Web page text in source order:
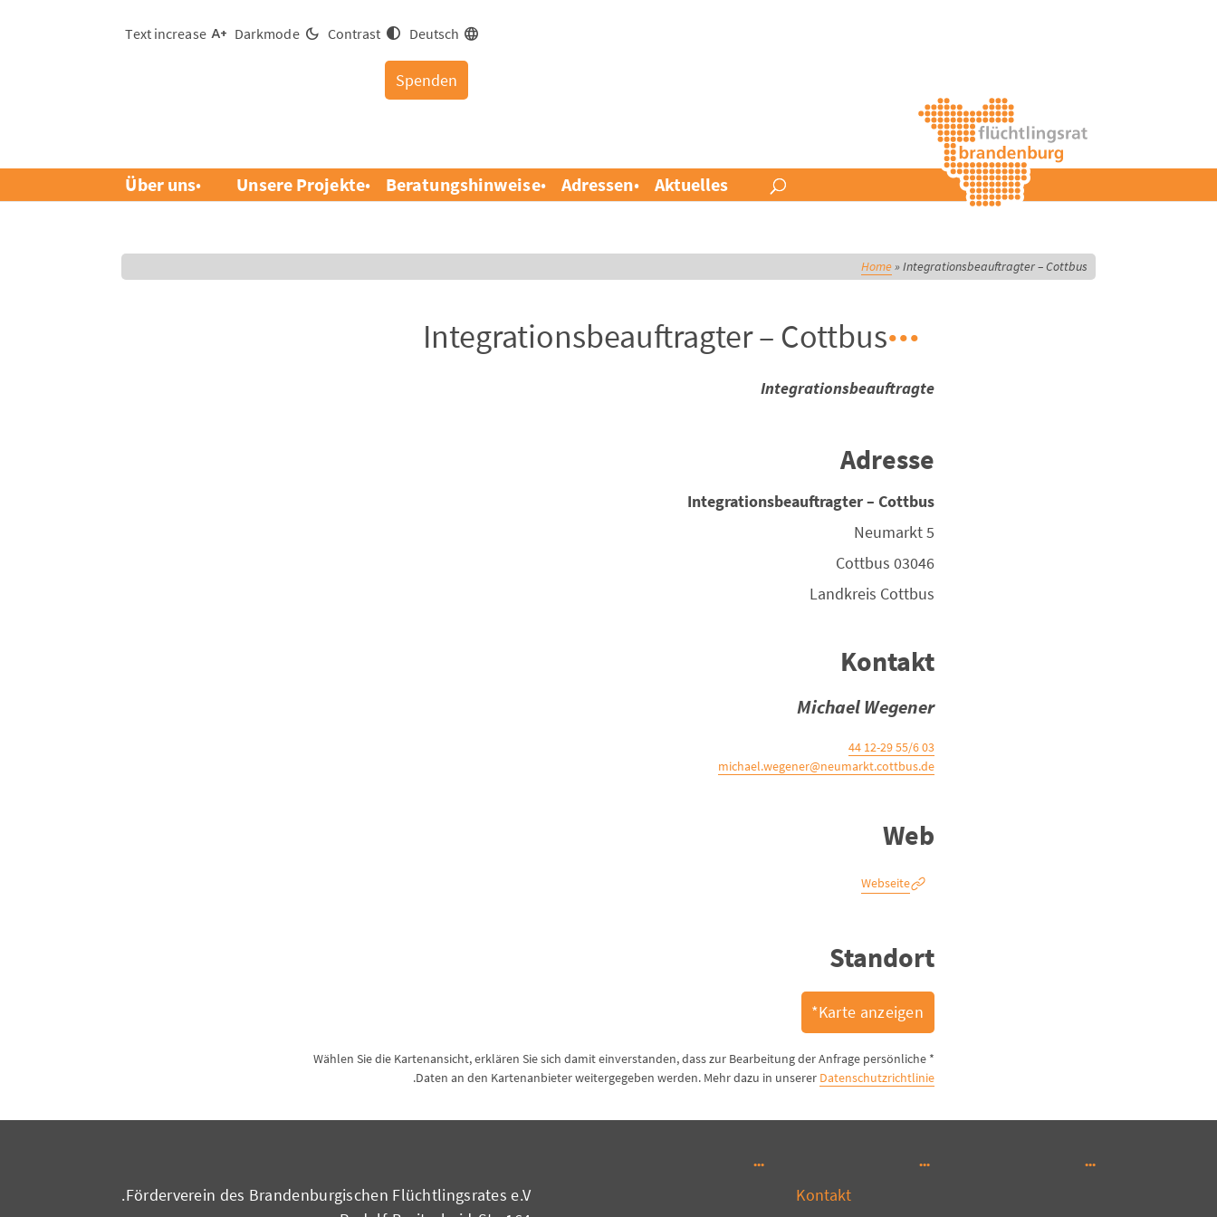
Deutsch
Contrast
Darkmode
Text increase
Spenden
Aktuelles
Adressen
Beratungshinweise
Unsere Projekte
Über uns
Home»Integrationsbeauftragter – Cottbus
Integrationsbeauftragter – Cottbus
Integrationsbeauftragte
Adresse
Integrationsbeauftragter – Cottbus
Neumarkt 5
03046
Cottbus
Landkreis Cottbus
Kontakt
Michael Wegener
03 55/6 12-29 44
michael.wegener@neumarkt.cottbus.de
Web
Webseite
Standort
Karte anzeigen*
* Wählen Sie die Kartenansicht, erklären Sie sich damit einverstanden, dass zur Bearbeitung der Anfrage persönliche
Daten an den Kartenanbieter weitergegeben werden. Mehr dazu in unserer Datenschutzrichtlinie
.
Förderverein des Brandenburgischen Flüchtlingsrates e.V.
Kontakt